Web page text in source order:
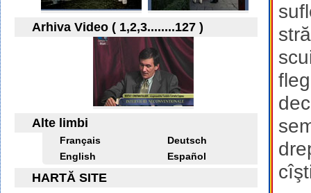
Arhiva Video ( 1,2,3........127 )
Alte limbi
Français
Deutsch
English
Español
HARTĂ SITE